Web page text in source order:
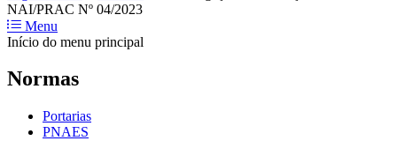
NAI/PRAC Nº 04/2023
Menu
Início do menu principal
Normas
Portarias
PNAES